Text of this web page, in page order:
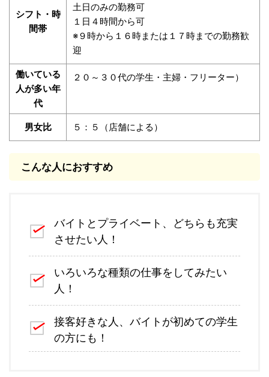
シフト・時
間帯
土日のみの勤務可
１日４時間から可
※９時から１６時または１７時までの勤務歓
迎
働いている
人が多い年
代
２０～３０代の学生・主婦・フリーター）
男女比 ５：５（店舗による）
こんな人におすすめ
バイトとプライベート、どちらも充実
させたい人！
いろいろな種類の仕事をしてみたい
人！
接客好きな人、バイトが初めての学生
の方にも！